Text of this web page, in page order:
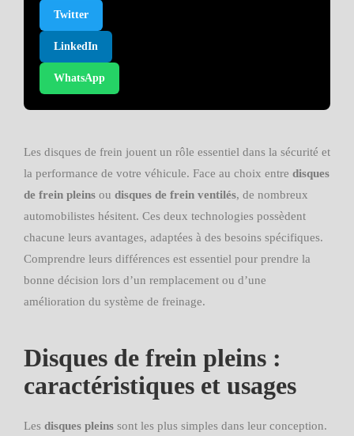
Twitter
LinkedIn
WhatsApp
Les disques de frein jouent un rôle essentiel dans la sécurité et
la performance de votre véhicule. Face au choix entre disques
de frein pleins ou disques de frein ventilés, de nombreux
automobilistes hésitent. Ces deux technologies possèdent
chacune leurs avantages, adaptées à des besoins spécifiques.
Comprendre leurs différences est essentiel pour prendre la
bonne décision lors d’un remplacement ou d’une
amélioration du système de freinage.
Disques de frein pleins :
caractéristiques et usages
Les disques pleins sont les plus simples dans leur conception.